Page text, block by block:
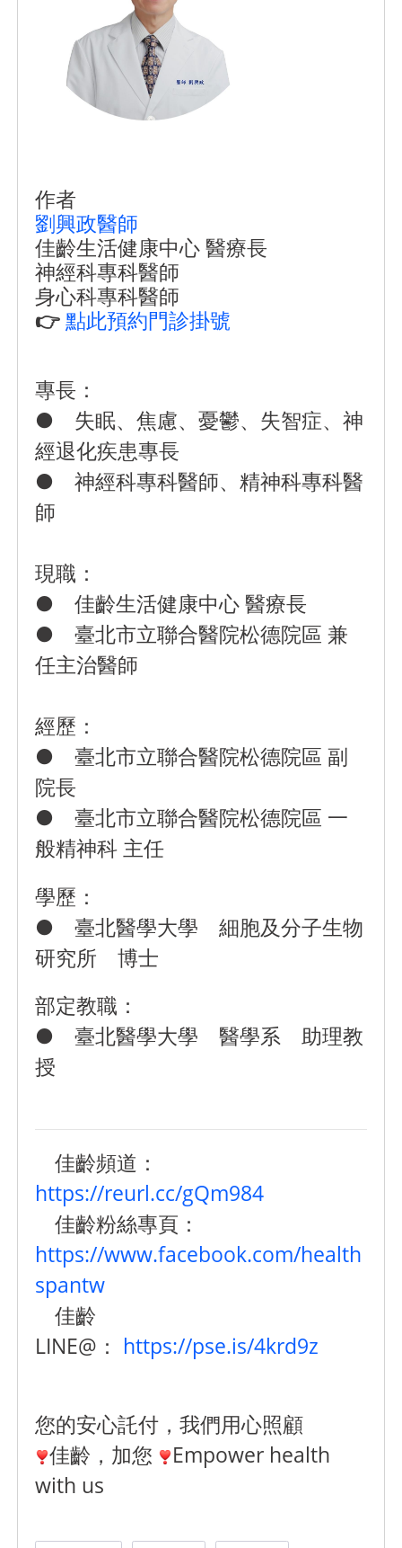
作者
劉興政醫師
佳齡生活健康中心 醫療長
神經科專科醫師
身心科專科醫師
👉點此預約門診掛號
專長：
● 失眠、焦慮、憂鬱、失智症、神
經退化疾患專長
● 神經科專科醫師、精神科專科醫
師
現職：
● 佳齡生活健康中心 醫療長
● 臺北市立聯合醫院松德院區 兼
任主治醫師
經歷：
● 臺北市立聯合醫院松德院區 副
院長
● 臺北市立聯合醫院松德院區 一
般精神科 主任
學歷：
● 臺北醫學大學 細胞及分子生物
研究所 博士
部定教職：
● 臺北醫學大學 醫學系 助理教
授
佳齡頻道：
https://reurl.cc/gQm984
佳齡粉絲專頁：
https://www.facebook.com/health
spantw
佳齡
LINE@： https://pse.is/4krd9z
您的安心託付，我們用心照顧
佳齡，加您
Empower health
with us